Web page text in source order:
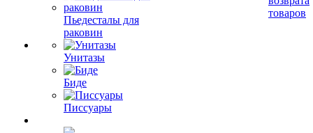
Пьедесталы для
раковин
Унитазы
Биде
Писсуары
товаров